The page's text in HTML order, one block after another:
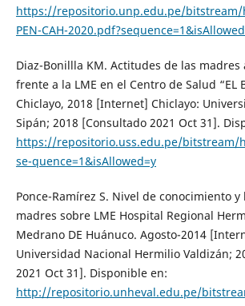
https://repositorio.unp.edu.pe/bitstream/
PEN-CAH-
Diaz-Bonillla KM. Actitudes de las madres
frente a la LME en el Centro de Salud “EL
Chiclayo, 2018 [Internet] Chiclayo:
Sipán; 2018 [Consultado 2021 Oct 31].
https://repositorio.uss.edu.pe/bitstream/
se-quence=1&isAllowed=y
Ponce-Ramírez S. Nivel de conocimiento
madres sobre LME Hospital Regional
Medrano DE Huánuco. Agosto-2014
Universidad Nacional Hermilio Valdizán;
2021 Oct 31]. Disponible en:
http://repositorio.unheval.edu.pe/